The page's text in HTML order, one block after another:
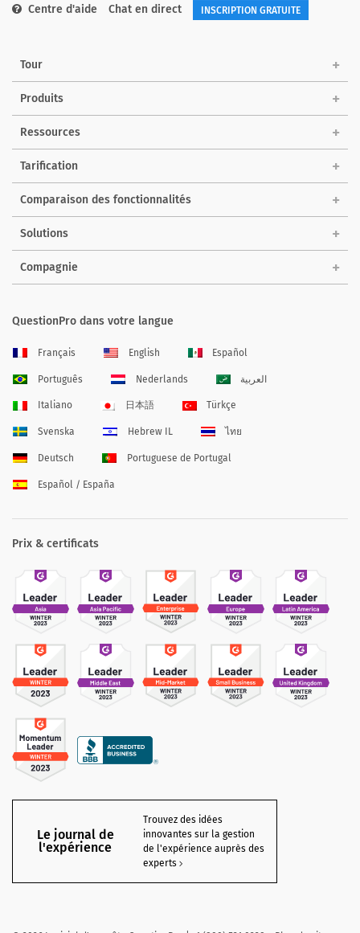
Centre d'aide Chat en direct INSCRIPTION GRATUITE
Tour
Produits
Ressources
Tarification
Comparaison des fonctionnalités
Solutions
Compagnie
QuestionPro dans votre langue
Français English Español
Português Nederlands العربية
Italiano 日本語 Türkçe
Svenska Hebrew IL ไทย
Deutsch Portuguese de Portugal
Español / España
Prix & certificats
Le journal de
l'expérience
Trouvez des idées
innovantes sur la gestion
de l'expérience auprès des
experts